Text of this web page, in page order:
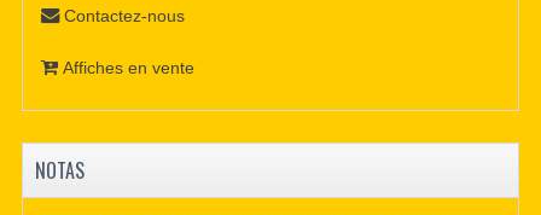
Contactez-nous
Affiches en vente
NOTAS